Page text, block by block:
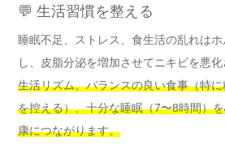
💬 生活習慣を整える
睡眠不足、ストレス、食生活の乱れは
し、皮脂分泌を増加させてニキビを悪化
生活リズム、バランスの良い食事（特
を控える）、十分な睡眠（7〜8時間）
康につながります。